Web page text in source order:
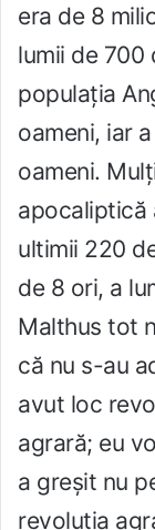
era de 8
lumii de 700
populația
oameni, iar
oameni.
apocaliptică
ultimii 220
de 8 ori, a
Malthus tot
că nu s-au
avut loc
agrară; eu
a greșit nu
revoluția